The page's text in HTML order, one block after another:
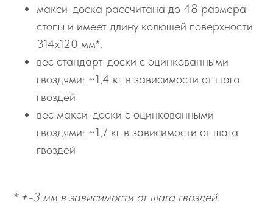
макси-доска рассчитана до 48 размера
стопы и имеет длину колющей поверхности
314х120 мм*.
вес стандарт-доски с оцинкованными
гвоздями: ~1,4 кг в зависимости от шага
гвоздей
вес макси-доски с оцинкованными
гвоздями: ~1,7 кг в зависимости от шага
гвоздей
* +-3 мм в зависимости от шага гвоздей.